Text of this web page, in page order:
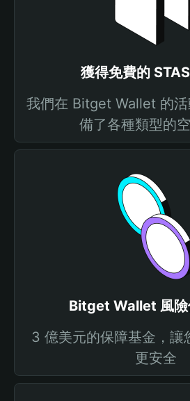
獲得免費的
我們在 Bitget Wallet 的
備了各種類型的
Bitget Wallet 風險
3 億美元的保障基金，讓
更安全